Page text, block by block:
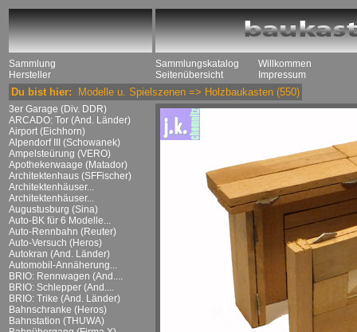
Sammlung
Hersteller
Sammlungskatalog
Seitenübersicht
Willkommen
Impressum
Du bist hier: Modelle u. Spielszenen => Holzbaukasten (550)
3er Garage (Div. DDR)
ARCADO: Tor (And. Länder)
Airport (Eichhorn)
Alpendorf III (Schowanek)
Ampelsteürung (VERO)
Apothekerwaage (Matador)
Architektenhaus (SFFischer)
Architektenhäuser...
Architektenhäuser...
Augustusburg (Sina)
Auto-BK für 6 Modelle...
Auto-Rennbahn (Reuter)
Auto-Versuch (Heros)
Autokran (And. Länder)
Automobil-Annäherung...
BRIO: Rennwagen (And....
BRIO: Schlepper (And....
BRIO: Trike (And. Länder)
Bahnschranke (Heros)
Bahnstation (THUWA)